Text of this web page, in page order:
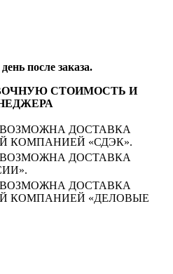
после заказа.
СТОИМОСТЬ И
ДОСТАВКА
КОМПАНИЕЙ «СДЭК».
ДОСТАВКА
ДОСТАВКА
КОМПАНИЕЙ «ДЕЛОВЫЕ